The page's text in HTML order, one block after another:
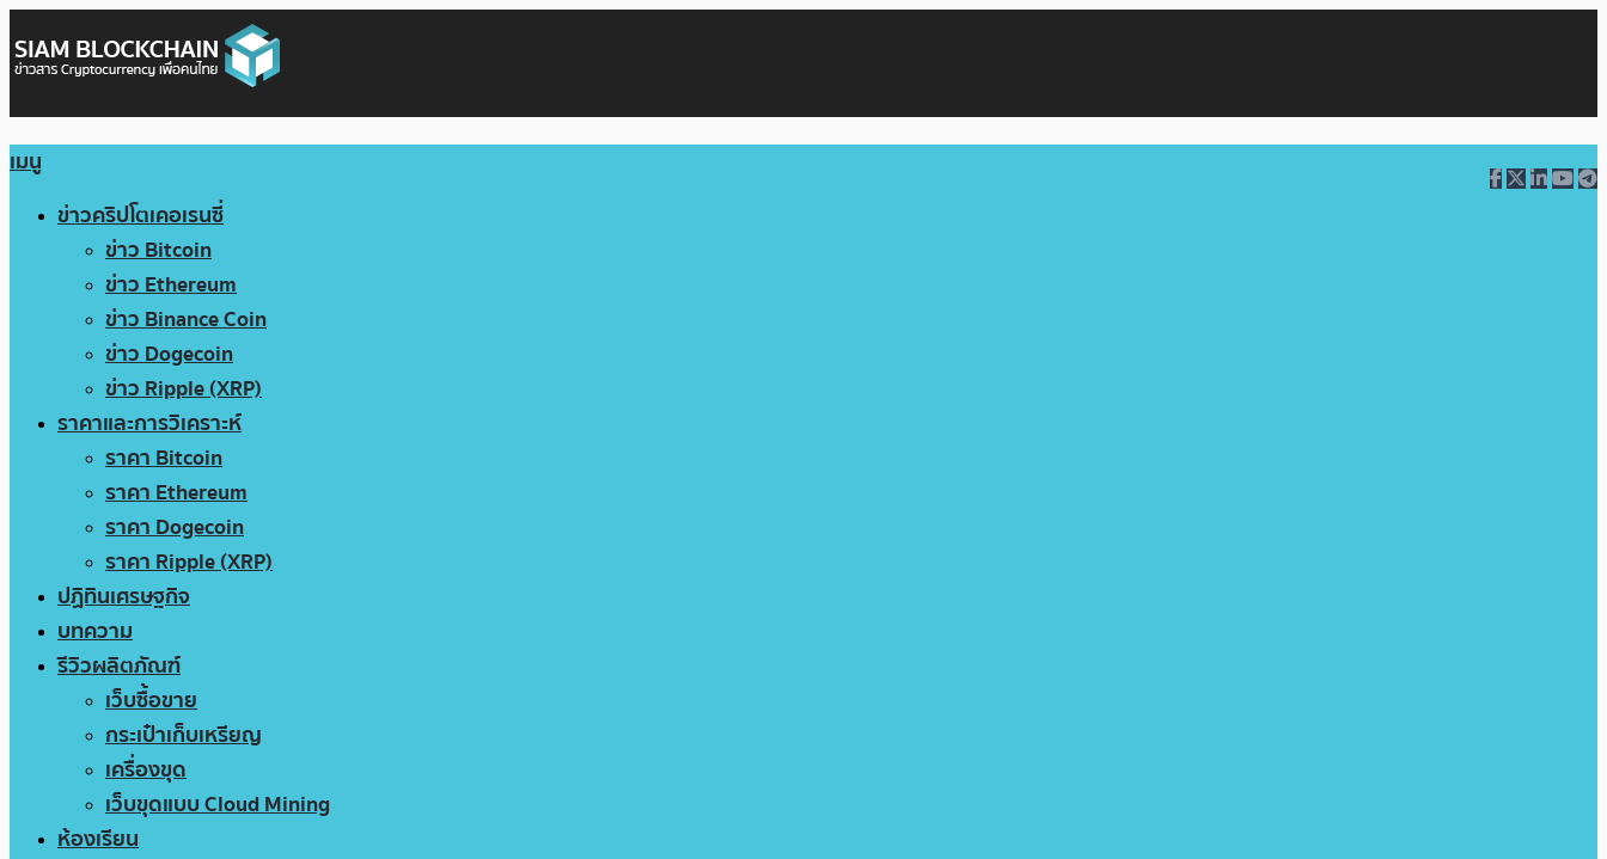
เมนู
ข่าวคริปโตเคอเรนซี่
ข่าว Bitcoin
ข่าว Ethereum
ข่าว Binance Coin
ข่าว Dogecoin
ข่าว Ripple (XRP)
ราคาและการวิเคราะห์
ราคา Bitcoin
ราคา Ethereum
ราคา Dogecoin
ราคา Ripple (XRP)
ปฏิทินเศรษฐกิจ
บทความ
รีวิวผลิตภัณฑ์
เว็บซื้อขาย
กระเป๋าเก็บเหรียญ
เครื่องขุด
เว็บขุดแบบ Cloud Mining
ห้องเรียน